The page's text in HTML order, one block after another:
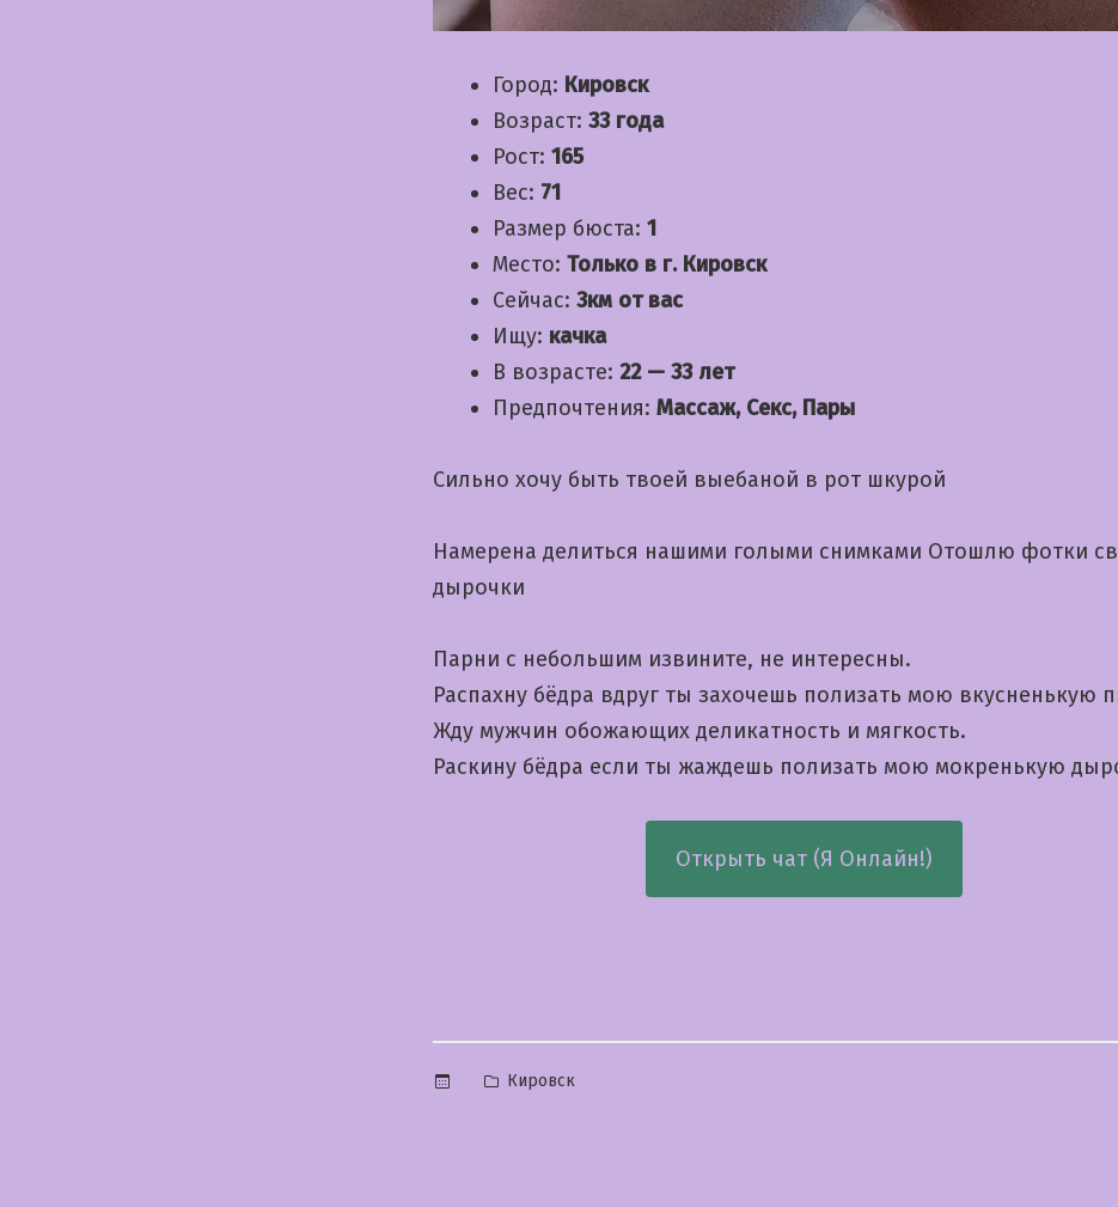
Город: Кировск
Возраст: 33 года
Рост: 165
Вес: 71
Размер бюста: 1
Место: Только в г. Кировск
Сейчас: 3км от вас
Ищу: качка
В возрасте: 22 — 33 лет
Предпочтения: Массаж, Секс, Пары
Сильно хочу быть твоей выебаной в рот шкурой
Намерена делиться нашими голыми снимками Отошлю фотки
дырочки
Парни с небольшим извините, не интересны.
Распахну бёдра вдруг ты захочешь полизать мою вкусненькую
Жду мужчин обожающих деликатность и мягкость.
Раскину бёдра если ты жаждешь полизать мою мокренькую
Открыть чат (Я Онлайн!)
Опубликовано
Кировск